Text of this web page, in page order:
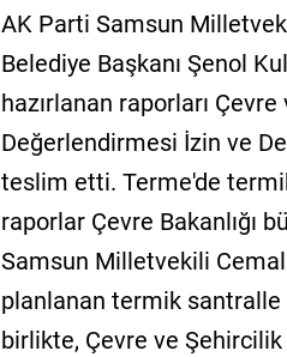
AK Parti Samsun
Belediye Başkanı Şenol
hazırlanan raporları
Değerlendirmesi İzin ve
teslim etti. Terme'de
raporlar Çevre Bakanlığı
Samsun Milletvekili Cemal
planlanan termik santralle
birlikte, Çevre ve Şehircilik